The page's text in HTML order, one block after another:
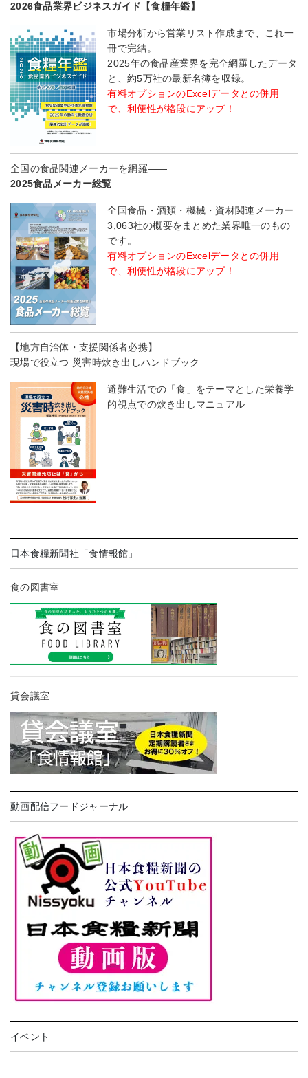
2026食品業界ビジネスガイド【食糧年鑑】
市場分析から営業リスト作成まで、これ一
冊で完結。
2025年の食品産業界を完全網羅したデータ
と、約5万社の最新名簿を収録。
有料オプションのExcelデータとの併用
で、利便性が格段にアップ！
全国の食品関連メーカーを網羅――
2025食品メーカー総覧
全国食品・酒類・機械・資材関連メーカー
3,063社の概要をまとめた業界唯一のもの
です。
有料オプションのExcelデータとの併用
で、利便性が格段にアップ！
【地方自治体・支援関係者必携】
現場で役立つ 災害時炊き出しハンドブック
避難生活での「食」をテーマとした栄養学
的視点での炊き出しマニュアル
日本食糧新聞社「食情報館」
食の図書室
貸会議室
動画配信フードジャーナル
イベント